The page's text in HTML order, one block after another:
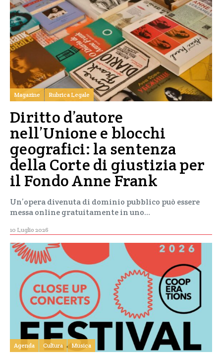
Magazine Rubrica Legale
Diritto d’autore
nell’Unione e blocchi
geografici: la sentenza
della Corte di giustizia per
il Fondo Anne Frank
Un’opera divenuta di dominio pubblico può essere
messa online gratuitamente in uno…
10 Luglio 2026
Agenda Cultura Musica